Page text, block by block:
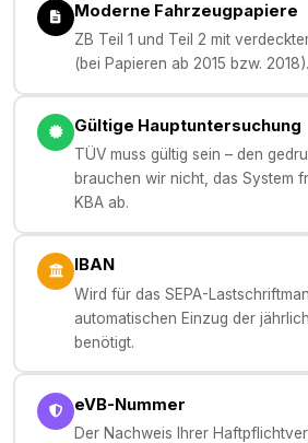
Moderne Fahrzeugpapiere
ZB Teil 1 und Teil 2 mit
(bei Papieren ab 2015 bzw. 2018).
Gültige Hauptuntersuchung
TÜV muss gültig sein – den
brauchen wir nicht, das System
KBA ab.
IBAN
Wird für das SEPA-
automatischen Einzug der
benötigt.
eVB-Nummer
Der Nachweis Ihrer